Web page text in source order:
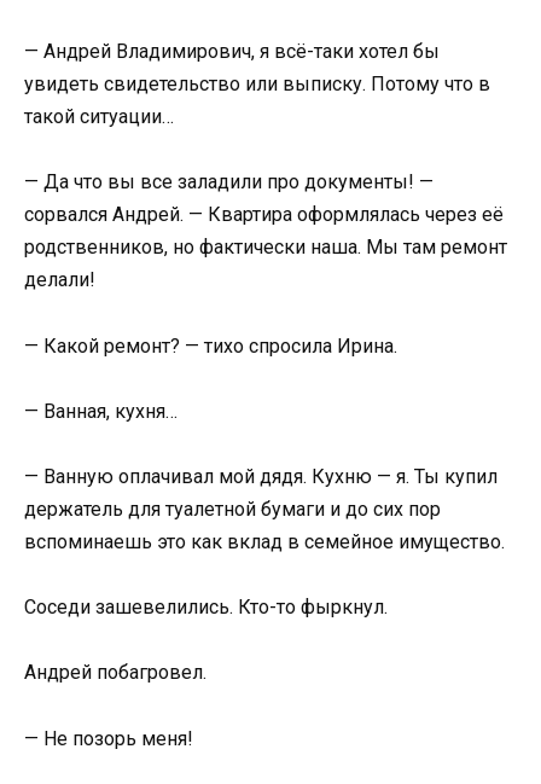
— Андрей Владимирович, я всё-таки хотел бы
увидеть свидетельство или выписку. Потому что в
такой ситуации…
— Да что вы все заладили про документы! —
сорвался Андрей. — Квартира оформлялась через её
родственников, но фактически наша. Мы там ремонт
делали!
— Какой ремонт? — тихо спросила Ирина.
— Ванная, кухня…
— Ванную оплачивал мой дядя. Кухню — я. Ты купил
держатель для туалетной бумаги и до сих пор
вспоминаешь это как вклад в семейное имущество.
Соседи зашевелились. Кто-то фыркнул.
Андрей побагровел.
— Не позорь меня!